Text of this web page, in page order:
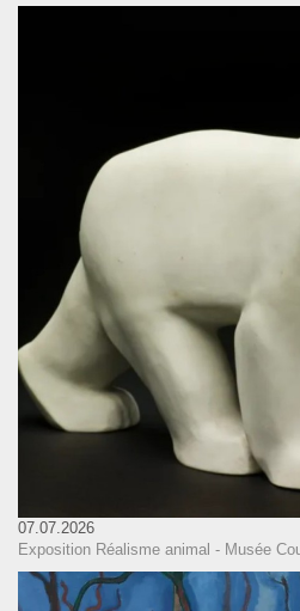
07.07.2026
Exposition Réalisme animal - Musée